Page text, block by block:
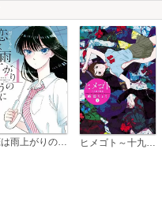
恋は雨上がりのように